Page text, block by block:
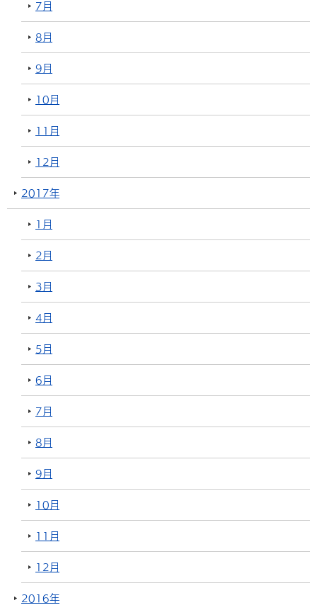
7月
8月
9月
10月
11月
12月
2017年
1月
2月
3月
4月
5月
6月
7月
8月
9月
10月
11月
12月
2016年